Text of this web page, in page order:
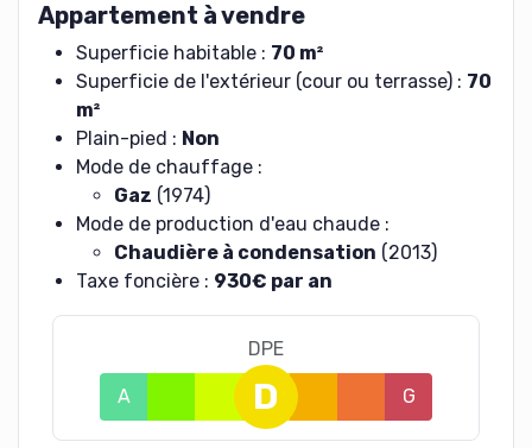
Appartement à vendre
Superficie habitable : 70 m²
Superficie de l'extérieur (cour ou terrasse) : 70
m²
Plain-pied : Non
Mode de chauffage :
Gaz (1974)
Mode de production d'eau chaude :
Chaudière à condensation (2013)
Taxe foncière : 930€ par an
DPE
A D G